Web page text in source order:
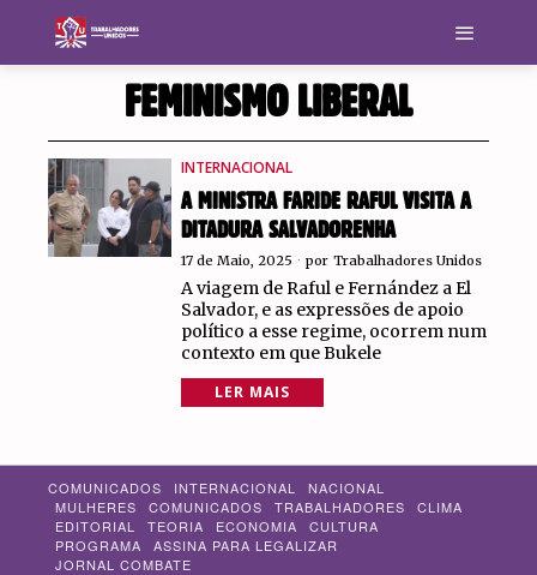
FEMINISMO LIBERAL
INTERNACIONAL
A MINISTRA FARIDE RAFUL VISITA A
DITADURA SALVADORENHA
17 de Maio, 2025 por Trabalhadores Unidos
A viagem de Raful e Fernández a El
Salvador, e as expressões de apoio
político a esse regime, ocorrem num
contexto em que Bukele
LER MAIS
COMUNICADOS INTERNACIONAL
NACIONAL
MULHERES
COMUNICADOS TRABALHADORES
CLIMA
EDITORIAL
TEORIA ECONOMIA
CULTURA
PROGRAMA
ASSINA PARA LEGALIZAR
JORNAL COMBATE